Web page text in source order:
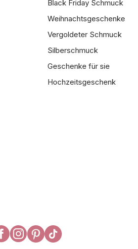
Black Friday Schmuck
Weihnachtsgeschenke
Vergoldeter Schmuck
Silberschmuck
Geschenke für sie
Hochzeitsgeschenk